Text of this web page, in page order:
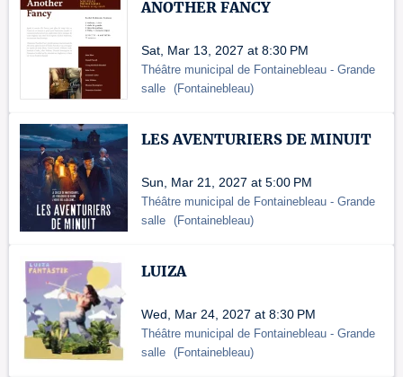
ANOTHER FANCY
Sat, Mar 13, 2027 at 8:30 PM
Théâtre municipal de Fontainebleau - Grande
salle (Fontainebleau)
LES AVENTURIERS DE MINUIT
Sun, Mar 21, 2027 at 5:00 PM
Théâtre municipal de Fontainebleau - Grande
salle (Fontainebleau)
LUIZA
Wed, Mar 24, 2027 at 8:30 PM
Théâtre municipal de Fontainebleau - Grande
salle (Fontainebleau)